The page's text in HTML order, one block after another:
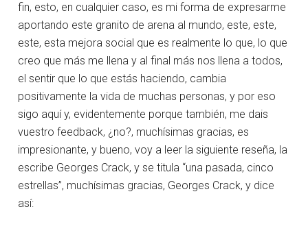
fin, esto, en cualquier caso, es mi forma de expresarme
aportando este granito de arena al mundo, este, este,
este, esta mejora social que es realmente lo que, lo que
creo que más me llena y al final más nos llena a todos,
el sentir que lo que estás haciendo, cambia
positivamente la vida de muchas personas, y por eso
sigo aquí y, evidentemente porque también, me dais
vuestro feedback, ¿no?, muchísimas gracias, es
impresionante, y bueno, voy a leer la siguiente reseña, la
escribe Georges Crack, y se titula “una pasada, cinco
estrellas”, muchísimas gracias, Georges Crack, y dice
así: